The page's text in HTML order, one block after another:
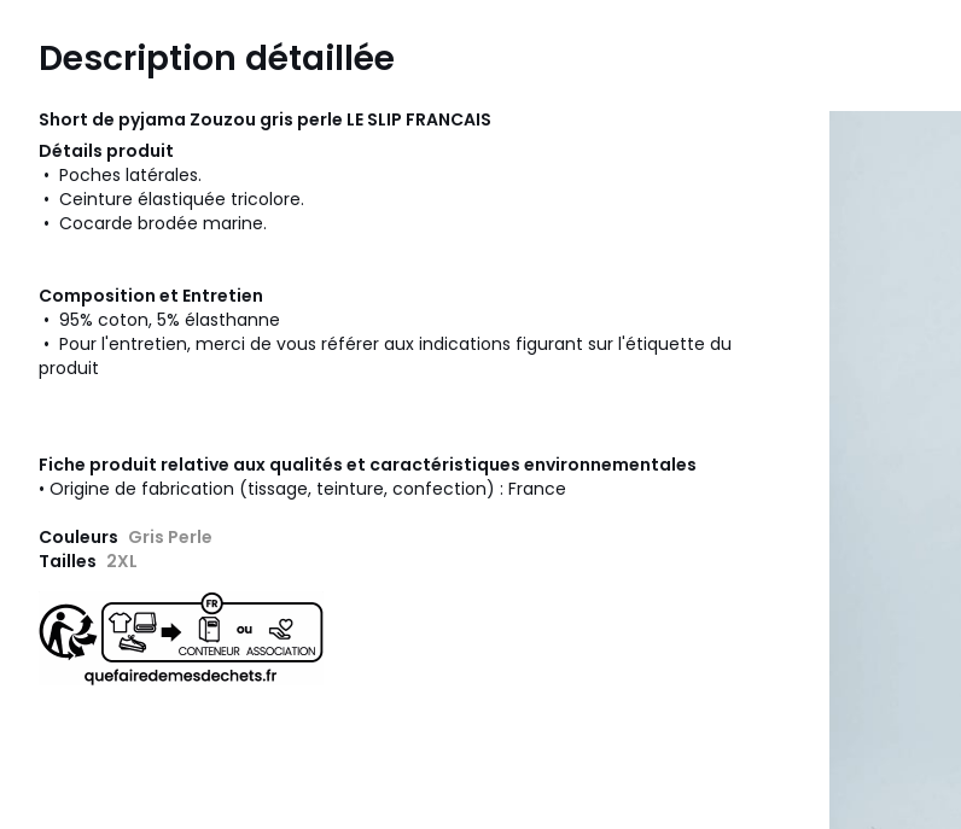
Description détaillée
Short de pyjama Zouzou gris perle LE SLIP FRANCAIS
Détails produit
• Poches latérales.
• Ceinture élastiquée tricolore.
• Cocarde brodée marine.
Composition et Entretien
• 95% coton, 5% élasthanne
• Pour l'entretien, merci de vous référer aux indications figurant sur l'étiquette du
produit
Fiche produit relative aux qualités et caractéristiques environnementales
• Origine de fabrication (tissage, teinture, confection) : France
Couleurs Gris Perle
Tailles 2XL